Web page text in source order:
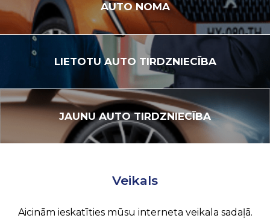
AUTONOMA
LIETOTUAUTO TIRDZNIECĪBA
JAUNUAUTO TIRDZNIECĪBA
Veikals
Aicinām ieskatīties mūsu interneta veikala sadaļā.